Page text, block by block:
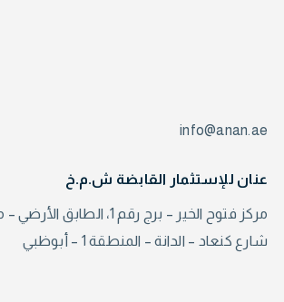
info@anan.ae
عنان للإستثمار القابضة ش.م.خ
مركز فتوح الخير – برج رقم 1، الطابق الأرضي – مكتب رقم 2
شارع كنعاد – الدانة – المنطقة 1 – أبوظبي